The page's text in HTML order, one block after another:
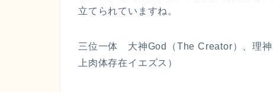
立てられていますね。
三位一体 大神God（The Creator）、理神
上肉体存在イエズス）